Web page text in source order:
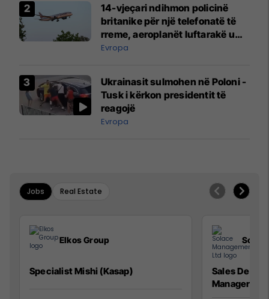
14-vjeçari ndihmon policinë
britanike për një telefonatë të
rreme, aeroplanët luftarakë u
ngritën në ajër për të
Mançesterit
Evropa
Ukrainasit sulmohen në Poloni -
Tusk i kërkon presidentit të
reagojë
Evropa
Jobs Real Estate
Elkos Group
Specialist Mishi (Kasap)
Sales
Manager